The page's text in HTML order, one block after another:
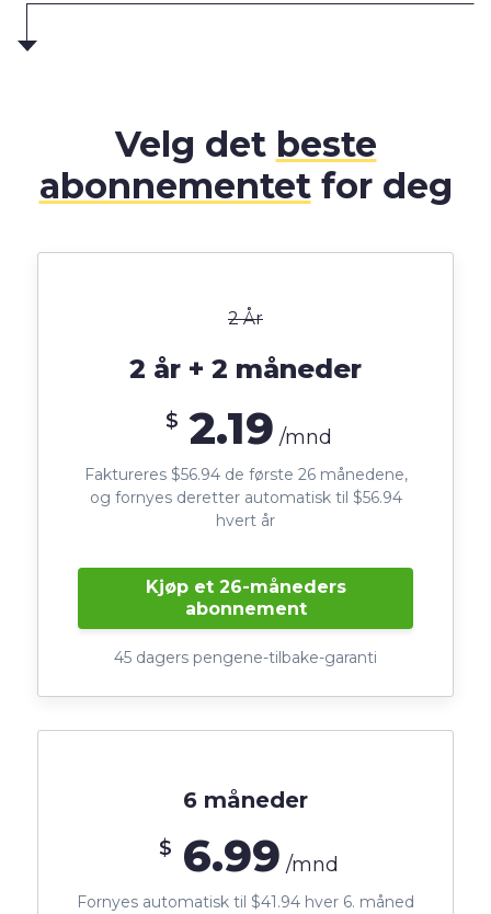
Velg det beste
abonnementetfor deg
2 År
2 år + 2 måneder
$ 2.19 /mnd
Faktureres $56.94 de første 26 månedene,
og fornyes deretter automatisk til $56.94
hvert år
Kjøp et 26-måneders
abonnement
45 dagers pengene-tilbake-garanti
6 måneder
$ 6.99 /mnd
Fornyes automatisk til $41.94 hver 6. måned